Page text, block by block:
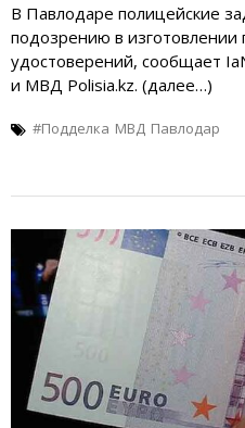
В Павлодаре полицейские
подозрению в
удостоверений, сообщает
и МВД Polisia.kz. (далее…)
#Подделка МВД Павлодар